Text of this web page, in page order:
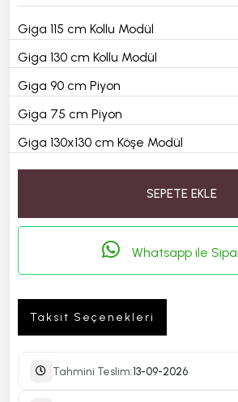
Giga 115 cm Kollu Modül
Giga 130 cm Kollu Modül
Giga 90 cm Piyon
Giga 75 cm Piyon
Giga 130x130 cm Köşe Modül
SEPETE EKLE
Whatsapp ile
Taksit Seçenekleri
Tahmini Teslim:13-09-2026